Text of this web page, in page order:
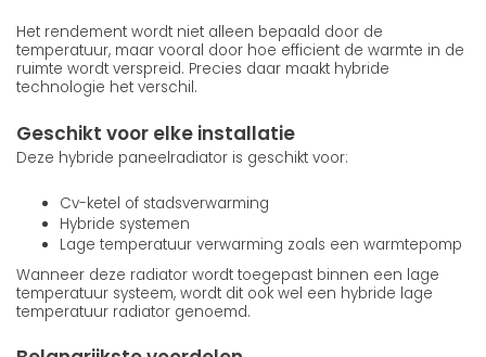
Het rendement wordt niet alleen bepaald door de
temperatuur, maar vooral door hoe efficient de warmte in de
ruimte wordt verspreid. Precies daar maakt hybride
technologie het verschil.
Geschikt voor elke installatie
Deze hybride paneelradiator is geschikt voor:
Cv-ketel of stadsverwarming
Hybride systemen
Lage temperatuur verwarming zoals een warmtepomp
Wanneer deze radiator wordt toegepast binnen een lage
temperatuur systeem, wordt dit ook wel een hybride lage
temperatuur radiator genoemd.